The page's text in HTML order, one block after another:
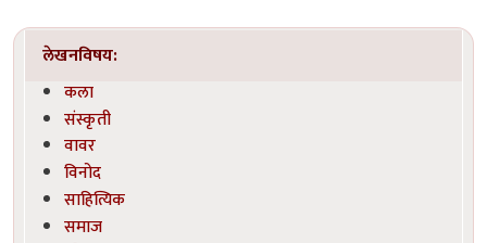
लेखनविषय:
कला
संस्कृती
वावर
विनोद
साहित्यिक
समाज